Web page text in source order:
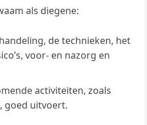
als diegene:
de technieken, het
voor- en nazorg en
activiteiten, zoals
goed uitvoert.